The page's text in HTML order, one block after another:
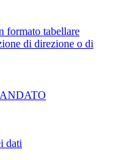
formato tabellare
di direzione o di
dati